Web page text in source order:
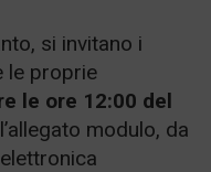
si invitano i
le proprie
le ore 12:00 del
modulo, da